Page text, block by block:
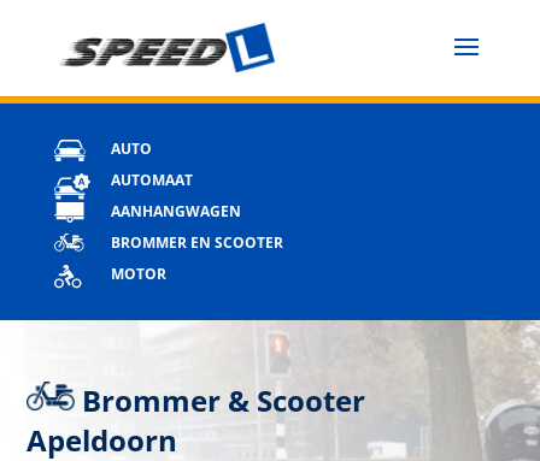
AUTO
AUTOMAAT
AANHANGWAGEN
BROMMER EN SCOOTER
MOTOR
Brommer & Scooter
Apeldoorn